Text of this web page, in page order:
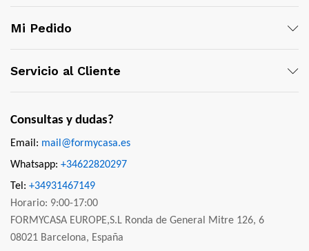
Mi Pedido
Servicio al Cliente
Consultas y dudas?
Email: mail@formycasa.es
Whatsapp: +34622820297
Tel: +34931467149
Horario: 9:00-17:00
FORMYCASA EUROPE,S.L Ronda de General Mitre 126, 6
08021 Barcelona, España